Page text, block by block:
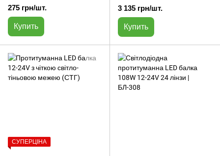
275 грн/шт.
Купить
свет | БЛ-307
3 135 грн/шт.
Купить
СУПЕРЦІНА